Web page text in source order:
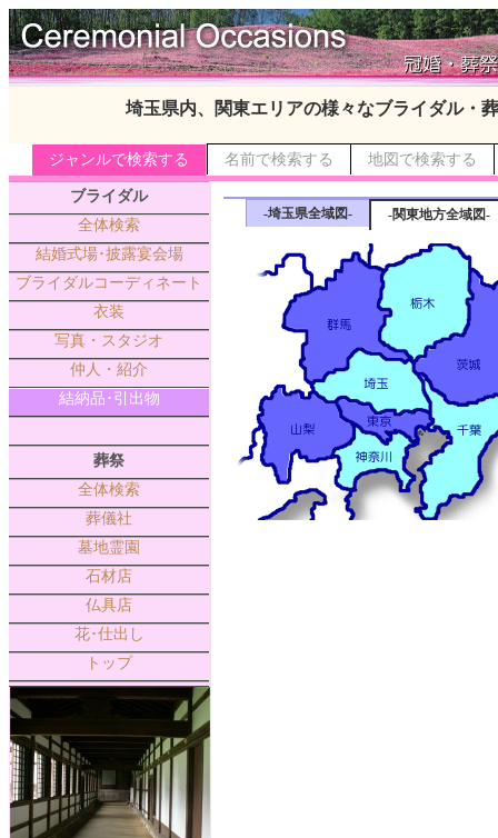
埼玉県内、関東エリアの様々なブライダル・
ジャンルで検索する 名前で検索する 地図で検索する
ブライダル
全体検索
結婚式場･披露宴会場
ブライダルコーディネート
衣装
写真・スタジオ
仲人・紹介
結納品･引出物
葬祭
全体検索
葬儀社
墓地霊園
石材店
仏具店
花･仕出し
トップ
-埼玉県全域図- -関東地方全域図-